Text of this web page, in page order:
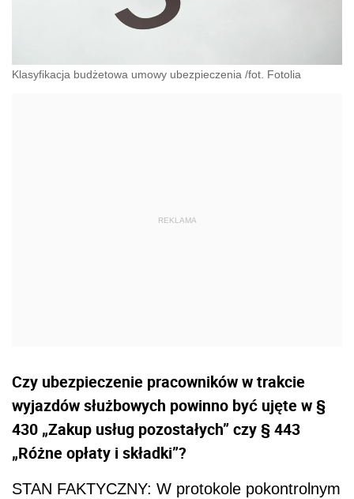
Klasyfikacja budżetowa umowy ubezpieczenia /fot. Fotolia
Czy ubezpieczenie pracowników w trakcie
wyjazdów służbowych powinno być ujęte w §
430 „Zakup usług pozostałych” czy § 443
„Różne opłaty i składki”?
STAN FAKTYCZNY: W protokole pokontrolnym